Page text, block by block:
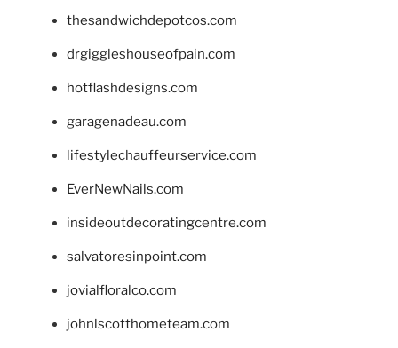
thesandwichdepotcos.com
drgiggleshouseofpain.com
hotflashdesigns.com
garagenadeau.com
lifestylechauffeurservice.com
EverNewNails.com
insideoutdecoratingcentre.com
salvatoresinpoint.com
jovialfloralco.com
johnlscotthometeam.com